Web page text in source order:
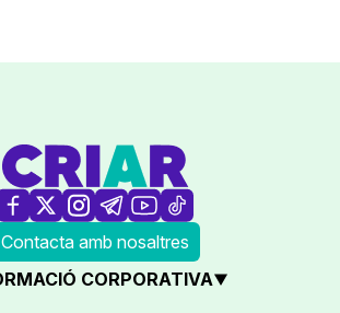
Contacta amb nosaltres
CORPORATIVA